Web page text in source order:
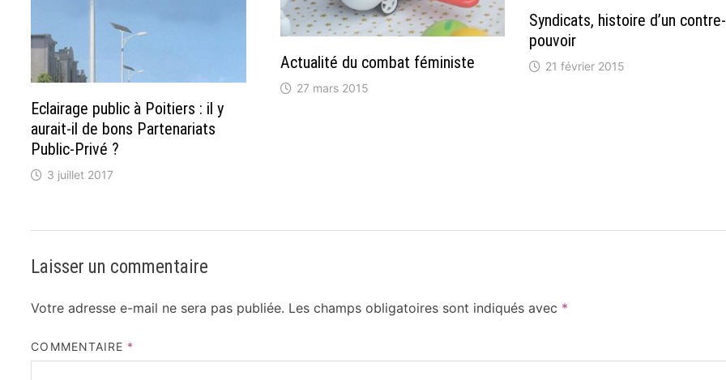
Eclairage public à Poitiers : il y
aurait-il de bons Partenariats
Public-Privé ?
3 juillet 2017
Actualité du combat féministe
27 mars 2015
Syndicats, histoire d’un contre-
pouvoir
21 février 2015
Laisser un commentaire
Votre adresse e-mail ne sera pas publiée. Les champs obligatoires sont indiqués avec *
COMMENTAIRE *